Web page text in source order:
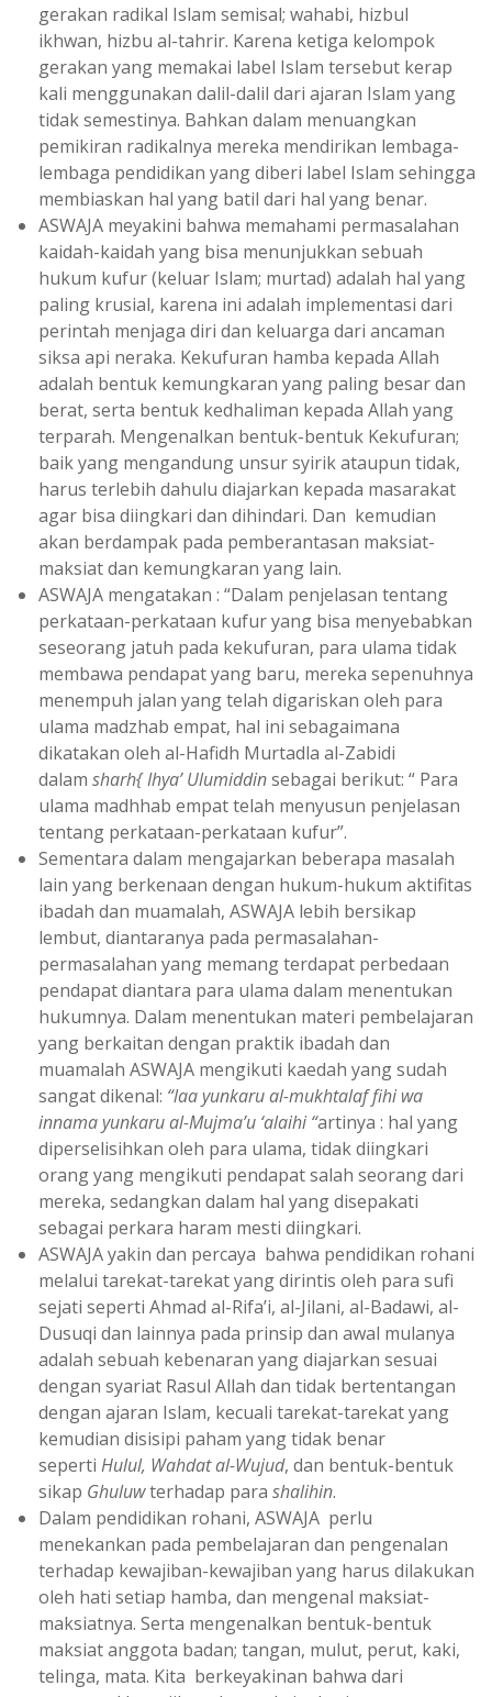
gerakan radikal Islam semisal; wahabi, hizbul
ikhwan, hizbu al-tahrir. Karena ketiga kelompok
gerakan yang memakai label Islam tersebut kerap
kali menggunakan dalil-dalil dari ajaran Islam yang
tidak semestinya. Bahkan dalam menuangkan
pemikiran radikalnya mereka mendirikan lembaga-
lembaga pendidikan yang diberi label Islam sehingga
membiaskan hal yang batil dari hal yang benar.
ASWAJA meyakini bahwa memahami permasalahan
kaidah-kaidah yang bisa menunjukkan sebuah
hukum kufur (keluar Islam; murtad) adalah hal yang
paling krusial, karena ini adalah implementasi dari
perintah menjaga diri dan keluarga dari ancaman
siksa api neraka. Kekufuran hamba kepada Allah
adalah bentuk kemungkaran yang paling besar dan
berat, serta bentuk kedhaliman kepada Allah yang
terparah. Mengenalkan bentuk-bentuk Kekufuran;
baik yang mengandung unsur syirik ataupun tidak,
harus terlebih dahulu diajarkan kepada masarakat
agar bisa diingkari dan dihindari. Dan kemudian
akan berdampak pada pemberantasan maksiat-
maksiat dan kemungkaran yang lain.
ASWAJA mengatakan : “Dalam penjelasan tentang
perkataan-perkataan kufur yang bisa menyebabkan
seseorang jatuh pada kekufuran, para ulama tidak
membawa pendapat yang baru, mereka sepenuhnya
menempuh jalan yang telah digariskan oleh para
ulama madzhab empat, hal ini sebagaimana
dikatakan oleh al-Hafidh Murtadla al-Zabidi
dalam sharh{ Ihya’ Ulumiddinsebagai berikut: “ Para
ulama madhhab empat telah menyusun penjelasan
tentang perkataan-perkataan kufur”.
Sementara dalam mengajarkan beberapa masalah
lain yang berkenaan dengan hukum-hukum aktifitas
ibadah dan muamalah, ASWAJA lebih bersikap
lembut, diantaranya pada permasalahan-
permasalahan yang memang terdapat perbedaan
pendapat diantara para ulama dalam menentukan
hukumnya. Dalam menentukan materi pembelajaran
yang berkaitan dengan praktik ibadah dan
muamalah ASWAJA mengikuti kaedah yang sudah
sangat dikenal: “laa yunkaru al-mukhtalaf fihi wa
innama yunkaru al-Mujma’u ‘alaihi “artinya : hal yang
diperselisihkan oleh para ulama, tidak diingkari
orang yang mengikuti pendapat salah seorang dari
mereka, sedangkan dalam hal yang disepakati
sebagai perkara haram mesti diingkari.
ASWAJA yakin dan percaya bahwa pendidikan rohani
melalui tarekat-tarekat yang dirintis oleh para sufi
sejati seperti Ahmad al-Rifa’i, al-Jilani, al-Badawi, al-
Dusuqi dan lainnya pada prinsip dan awal mulanya
adalah sebuah kebenaran yang diajarkan sesuai
dengan syariat Rasul Allah dan tidak bertentangan
dengan ajaran Islam, kecuali tarekat-tarekat yang
kemudian disisipi paham yang tidak benar
seperti Hulul, Wahdat al-Wujud, dan bentuk-bentuk
sikap Ghuluwterhadap para shalihin.
Dalam pendidikan rohani, ASWAJA perlu
menekankan pada pembelajaran dan pengenalan
terhadap kewajiban-kewajiban yang harus dilakukan
oleh hati setiap hamba, dan mengenal maksiat-
maksiatnya. Serta mengenalkan bentuk-bentuk
maksiat anggota badan; tangan, mulut, perut, kaki,
telinga, mata. Kita berkeyakinan bahwa dari